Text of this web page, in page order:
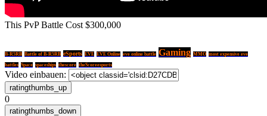
This PvP Battle Cost $300,000
B-R5RB Battle of B-R5RB eSports EVE EVE Online eve online battle Gaming MMO most expensive eve
battles Space spaceships thescore theScoreesports
Video einbauen:
0